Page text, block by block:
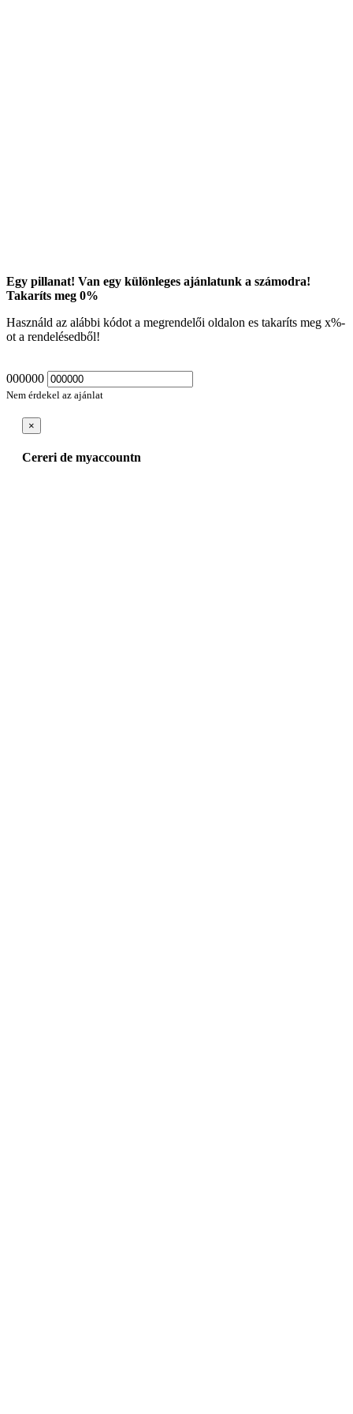
Egy pillanat! Van egy különleges ajánlatunk a számodra!
Takaríts meg 0%
Használd az alábbi kódot a megrendelői oldalon es takaríts meg x%-
ot a rendelésedből!
000000
Nem érdekel az ajánlat
×
Cereri de myaccountn